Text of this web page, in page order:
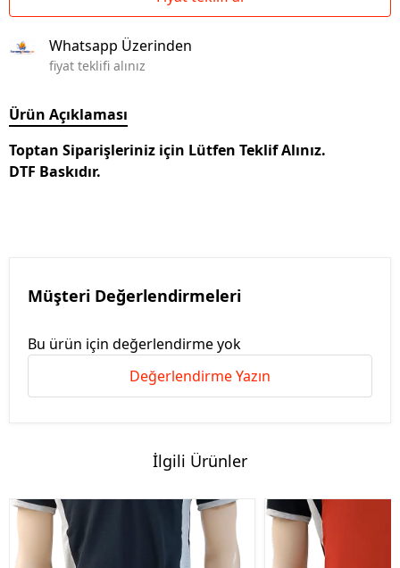
Whatsapp Üzerinden
fiyat teklifi alınız
Ürün Açıklaması
Toptan Siparişleriniz için Lütfen Teklif Alınız.
DTF Baskıdır.
Müşteri Değerlendirmeleri
Bu ürün için değerlendirme yok
Değerlendirme Yazın
İlgili Ürünler